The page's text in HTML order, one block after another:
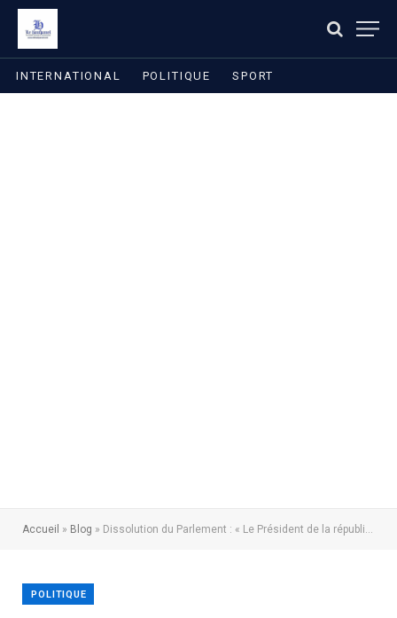
INTERNATIONAL POLITIQUE SPORT
Accueil » Blog » Dissolution du Parlement : « Le Président de la république est tenu de consulter les Présidents du Sénat et de l’Assemblée nationale et le Premier ministre avant toute décision, au risque de tomber sous le coup de haute trahison, en violation de la Constitution » selon Jeanine Mabunda
POLITIQUE